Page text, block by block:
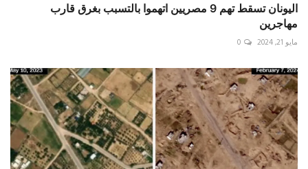
اليونان تسقط تهم 9 مصريين اتهموا بالتسبب بغرق قارب
مهاجرين
مايو 21, 2024 0